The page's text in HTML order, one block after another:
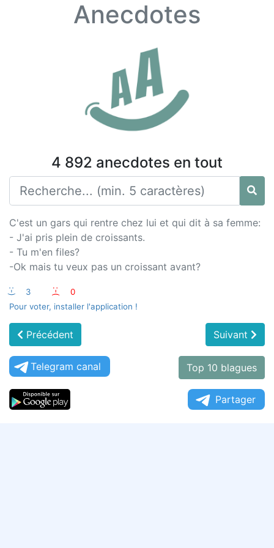
Anecdotes
4 892 anecdotes en tout
C'est un gars qui rentre chez lui et qui dit à sa femme:
- J'ai pris plein de croissants.
- Tu m'en files?
-Ok mais tu veux pas un croissant avant?
:-) 3 :-(
0
Pour voter, installer l'application !
Précédent Suivant
Telegram canal Top 10 blagues
Partager